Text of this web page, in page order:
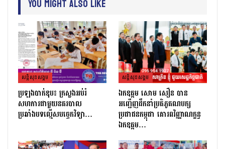
You Might Also Like
សន្តិសុខសង្គម
ប្រឡងបាក់ឌុប៖ ក្រសួងអប់រំ
សហការជាមួយនគរបាល
ប្រឆាំងបទល្មើសបច្ចេកវិទ្យា…
សន្តិសុខសង្គម
ឯកឧត្តម សោម សឿន បាន
អញ្ជើញដឹកនាំប្រតិភូគណបក្ស
ប្រជាជនកម្ពុជា គោរពវិញ្ញាណក្ខន្ធ
ឯកឧត្តម…